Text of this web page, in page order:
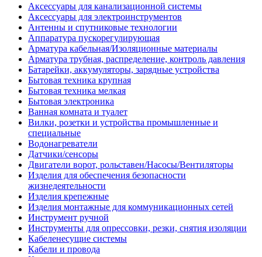
Аксессуары для канализационной системы
Аксессуары для электроинструментов
Антенны и спутниковые технологии
Аппаратура пускорегулирующая
Арматура кабельная/Изоляционные материалы
Арматура трубная, распределение, контроль давления
Батарейки, аккумуляторы, зарядные устройства
Бытовая техника крупная
Бытовая техника мелкая
Бытовая электроника
Ванная комната и туалет
Вилки, розетки и устройства промышленные и
специальные
Водонагреватели
Датчики/сенсоры
Двигатели ворот, рольставен/Насосы/Вентиляторы
Изделия для обеспечения безопасности
жизнедеятельности
Изделия крепежные
Изделия монтажные для коммуникационных сетей
Инструмент ручной
Инструменты для опрессовки, резки, снятия изоляции
Кабеленесущие системы
Кабели и провода